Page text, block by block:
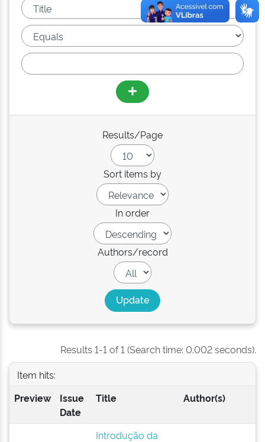
Results/Page
Sort items by
In order
Authors/record
Results 1-1 of 1 (Search time: 0.002 seconds).
Item hits:
Preview
Issue
Date
Title Author(s)
Introdução da